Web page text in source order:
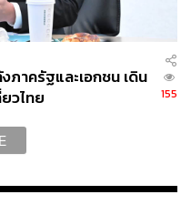
ภาครัฐและเอกชน เดิน
วไทย
155